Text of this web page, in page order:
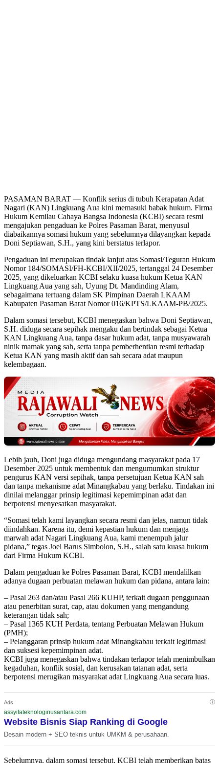
PASAMAN BARAT — Konflik serius di tubuh Kerapatan Adat
Nagari (KAN) Lingkuang Aua kini memasuki babak hukum. Firma
Hukum Kemilau Cahaya Bangsa Indonesia (KCBI) secara resmi
mengajukan pengaduan ke Polres Pasaman Barat, menyusul
diabaikannya somasi hukum yang sebelumnya dilayangkan kepada
Doni Septiawan, S.H., yang kini berstatus terlapor.
Pengaduan ini merupakan tindak lanjut atas Somasi/Teguran Hukum
Nomor 184/SOMASI/FH-KCBI/XII/2025, tertanggal 24 Desember
2025, yang dikeluarkan KCBI selaku kuasa hukum Ketua KAN
Lingkuang Aua yang sah, Uyung Dt. Mandinding Alam,
sebagaimana tertuang dalam SK Pimpinan Daerah LKAAM
Kabupaten Pasaman Barat Nomor 016/KPTS/LKAAM-PB/2025.
Dalam somasi tersebut, KCBI menegaskan bahwa Doni Septiawan,
S.H. diduga secara sepihak mengaku dan bertindak sebagai Ketua
KAN Lingkuang Aua, tanpa dasar hukum adat, tanpa musyawarah
ninik mamak yang sah, serta tanpa pemberhentian resmi terhadap
Ketua KAN yang masih aktif dan sah secara adat maupun
kelembagaan.
Lebih jauh, Doni juga diduga mengundang masyarakat pada 17
Desember 2025 untuk membentuk dan mengumumkan struktur
pengurus KAN versi sepihak, tanpa persetujuan Ketua KAN sah
dan tanpa mekanisme adat Minangkabau yang berlaku. Tindakan ini
dinilai melanggar prinsip legitimasi kepemimpinan adat dan
berpotensi menyesatkan masyarakat.
“Somasi telah kami layangkan secara resmi dan jelas, namun tidak
diindahkan. Karena itu, demi kepastian hukum dan menjaga
marwah adat Nagari Lingkuang Aua, kami menempuh jalur
pidana,” tegas Joel Barus Simbolon, S.H., salah satu kuasa hukum
dari Firma Hukum KCBI.
Dalam pengaduan ke Polres Pasaman Barat, KCBI mendalilkan
adanya dugaan perbuatan melawan hukum dan pidana, antara lain:
– Pasal 263 dan/atau Pasal 266 KUHP, terkait dugaan penggunaan
atau penerbitan surat, cap, atau dokumen yang mengandung
keterangan tidak sah;
– Pasal 1365 KUH Perdata, tentang Perbuatan Melawan Hukum
(PMH);
– Pelanggaran prinsip hukum adat Minangkabau terkait legitimasi
dan suksesi kepemimpinan adat.
KCBI juga menegaskan bahwa tindakan terlapor telah menimbulkan
kegaduhan, konflik sosial, dan kerusakan tatanan adat, serta
berpotensi merugikan masyarakat adat Lingkuang Aua secara luas.
Ads ⓘ
assyifateknologinusantara.com
Website Bisnis Siap Ranking di Google
Desain modern + SEO teknis untuk UMKM & perusahaan.
Sebelumnya, dalam somasi tersebut, KCBI telah memberikan batas